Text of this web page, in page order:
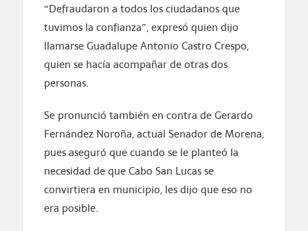
“Defraudaron a todos los ciudadanos que
tuvimos la confianza”, expresó quien dijo
llamarse Guadalupe Antonio Castro Crespo,
quien se hacía acompañar de otras dos
personas.
Se pronunció también en contra de Gerardo
Fernández Noroña, actual Senador de Morena,
pues aseguró que cuando se le planteó la
necesidad de que Cabo San Lucas se
convirtiera en municipio, les dijo que eso no
era posible.